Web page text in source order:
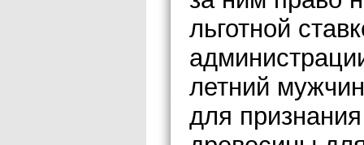
льготной
летний
для